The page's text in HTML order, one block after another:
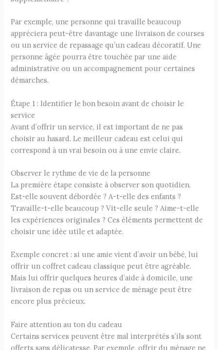
Par exemple, une personne qui travaille beaucoup
appréciera peut-être davantage une livraison de courses
ou un service de repassage qu’un cadeau décoratif. Une
personne âgée pourra être touchée par une aide
administrative ou un accompagnement pour certaines
démarches.
Étape 1 : Identifier le bon besoin avant de choisir le
service
Avant d’offrir un service, il est important de ne pas
choisir au hasard. Le meilleur cadeau est celui qui
correspond à un vrai besoin ou à une envie claire.
Observer le rythme de vie de la personne
La première étape consiste à observer son quotidien.
Est-elle souvent débordée ? A-t-elle des enfants ?
Travaille-t-elle beaucoup ? Vit-elle seule ? Aime-t-elle
les expériences originales ? Ces éléments permettent de
choisir une idée utile et adaptée.
Exemple concret : si une amie vient d’avoir un bébé, lui
offrir un coffret cadeau classique peut être agréable.
Mais lui offrir quelques heures d’aide à domicile, une
livraison de repas ou un service de ménage peut être
encore plus précieux.
Faire attention au ton du cadeau
Certains services peuvent être mal interprétés s’ils sont
offerts sans délicatesse. Par exemple, offrir du ménage ne